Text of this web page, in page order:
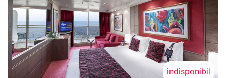
indisponibil